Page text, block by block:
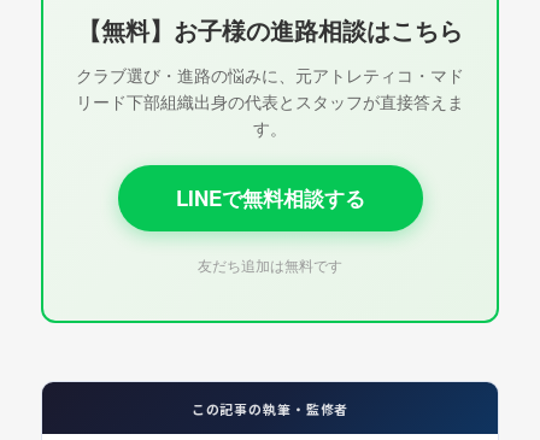
【無料】お子様の進路相談はこちら
クラブ選び・進路の悩みに、元アトレティコ・マド
リード下部組織出身の代表とスタッフが直接答えま
す。
LINEで無料相談する
友だち追加は無料です
この記事の執筆・監修者